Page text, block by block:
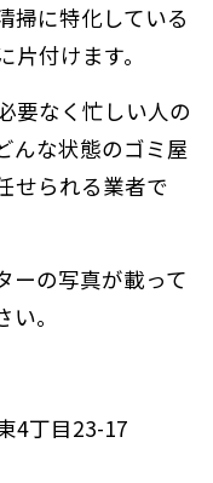
掃に特化している
付けます。
要なく忙しい人の
んな状態のゴミ屋
せられる業者で
ーの写真が載って
。
4丁目23-17